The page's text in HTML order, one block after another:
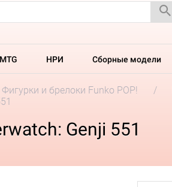
MTG НРИ Сборные модели
Фигурки и брелоки Funko POP!
Genji 551